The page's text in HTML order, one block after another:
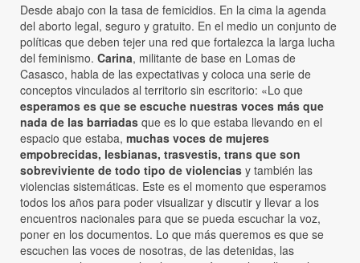
Desde abajo con la tasa de femicidios. En la cima la agenda
del aborto legal, seguro y gratuito. En el medio un conjunto de
políticas que deben tejer una red que fortalezca la larga lucha
del feminismo. Carina, militante de base en Lomas de
Casasco, habla de las expectativas y coloca una serie de
conceptos vinculados al territorio sin escritorio: «Lo que
esperamos es que se escuche nuestras voces más que
nada de las barriadas que es lo que estaba llevando en el
espacio que estaba, muchas voces de mujeres
empobrecidas, lesbianas, trasvestis, trans que son
sobreviviente de todo tipo de violencias y también las
violencias sistemáticas. Este es el momento que esperamos
todos los años para poder visualizar y discutir y llevar a los
encuentros nacionales para que se pueda escuchar la voz,
poner en los documentos. Lo que más queremos es que se
escuchen las voces de nosotras, de las detenidas, las